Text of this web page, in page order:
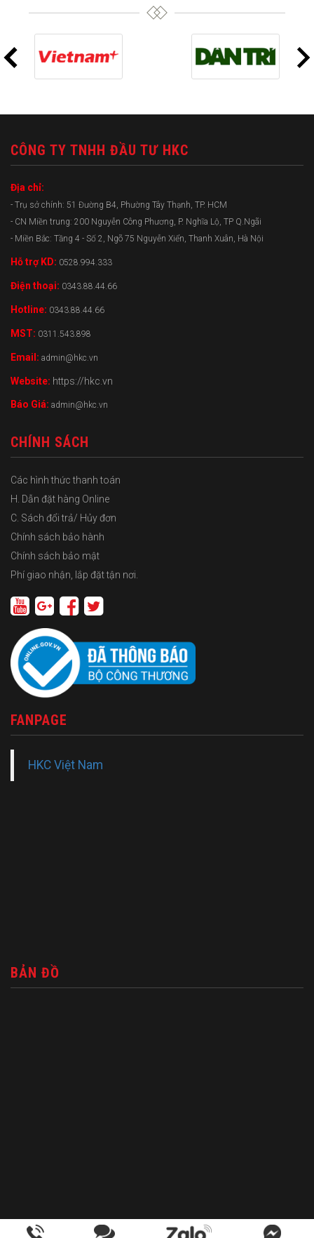
CÔNG TY TNHH ĐẦU TƯ HKC
Địa chỉ:
- Trụ sở chính: 51 Đường B4, Phường Tây Thạnh, TP. HCM
- CN Miền trung: 200 Nguyễn Công Phương, P. Nghĩa Lộ, TP Q.Ngãi
- Miền Bắc: Tầng 4 - Số 2, Ngõ 75 Nguyễn Xiển, Thanh Xuân, Hà Nội
Hỗ trợ KD: 0528.994.333
Điện thoại: 0343.88.44.66
Hotline: 0343.88.44.66
MST: 0311.543.898
Email: admin@hkc.vn
Website: https://hkc.vn
Báo Giá: admin@hkc.vn
CHÍNH SÁCH
Các hình thức thanh toán
H. Dẫn đặt hàng Online
C. Sách đổi trả/ Hủy đơn
Chính sách bảo hành
Chính sách bảo mật
Phí giao nhận, lắp đặt tận nơi.
FANPAGE
HKC Việt Nam
BẢN ĐỒ